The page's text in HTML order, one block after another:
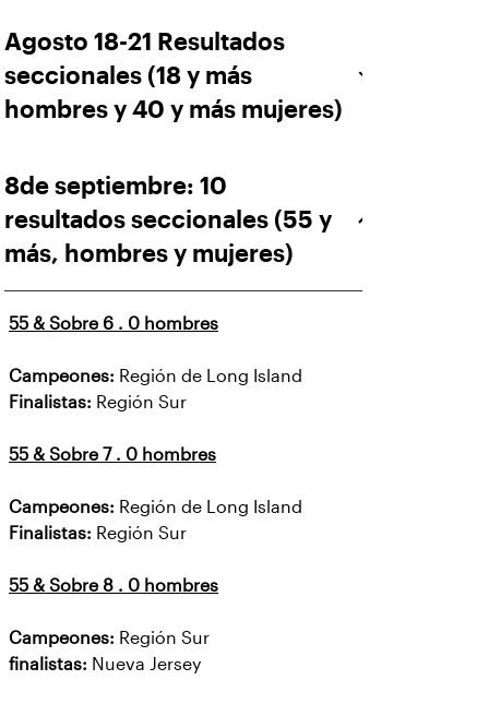
Agosto 18-21 Resultados
seccionales (18 y más
hombres y 40 y más mujeres)
8de septiembre: 10
resultados seccionales (55 y
más, hombres y mujeres)
55 & Sobre 6 . 0 hombres
Campeones: Región de Long Island
Finalistas: Región Sur
55 & Sobre 7 . 0 hombres
Campeones: Región de Long Island
Finalistas: Región Sur
55 & Sobre 8 . 0 hombres
Campeones: Región Sur
finalistas: Nueva Jersey